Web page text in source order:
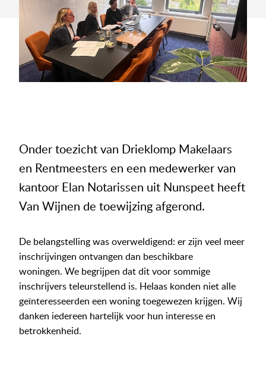
Onder toezicht van Drieklomp Makelaars
en Rentmeesters en een medewerker van
kantoor Elan Notarissen uit Nunspeet heeft
Van Wijnen de toewijzing afgerond.
De belangstelling was overweldigend: er zijn veel meer
inschrijvingen ontvangen dan beschikbare
woningen. We begrijpen dat dit voor sommige
inschrijvers teleurstellend is. Helaas konden niet alle
geïnteresseerden een woning toegewezen krijgen. Wij
danken iedereen hartelijk voor hun interesse en
betrokkenheid.